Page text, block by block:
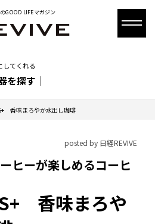
GOOD LIFEマガジン
してくれる
を探す｜
香味まろやか水出し珈琲
posted by 日経REVIVE
ヒーが楽しめるコーヒ
香味まろや